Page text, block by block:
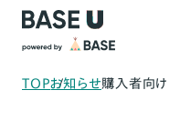
TOPお知らせ購入者向け